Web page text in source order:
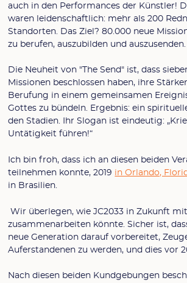
auch in den Performances der Künstler!
waren leidenschaftlich: mehr als 200
Standorten. Das Ziel? 80.000 neue
zu berufen, auszubilden und auszusenden.
Die Neuheit von "The Send" ist, dass
Missionen beschlossen haben, ihre
Berufung in einem gemeinsamen
Gottes zu bündeln. Ergebnis: ein
den Stadien. Ihr Slogan ist eindeutig:
Untätigkeit führen!“
Ich bin froh, dass ich an diesen beiden
teilnehmen konnte, 2019 in Orlando,
in Brasilien.
Wir überlegen, wie JC2033 in Zukunft mit
zusammenarbeiten könnte. Sicher ist,
neue Generation darauf vorbereitet,
Auferstandenen zu werden, und dies vor
Nach diesen beiden Kundgebungen